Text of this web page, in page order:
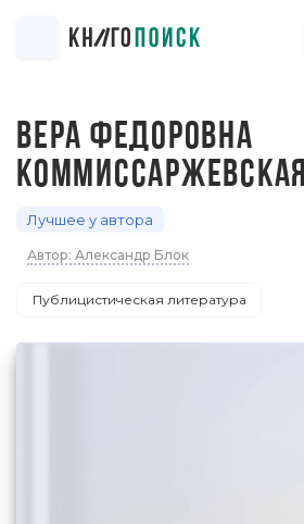
ВЕРА ФЕДОРОВНА
КОММИССАРЖЕВСКАЯ
Лучшее у автора
Автор: Александр Блок
Публицистическая литература